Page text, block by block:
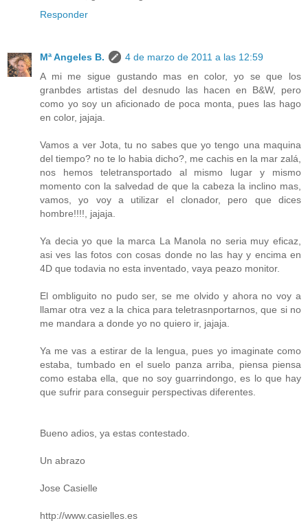
Responder
Mª Angeles B.
4 de marzo de 2011 a las 12:59
A mi me sigue gustando mas en color, yo se que los
granbdes artistas del desnudo las hacen en B&W, pero
como yo soy un aficionado de poca monta, pues las hago
en color, jajaja.
Vamos a ver Jota, tu no sabes que yo tengo una maquina
del tiempo? no te lo habia dicho?, me cachis en la mar zalá,
nos hemos teletransportado al mismo lugar y mismo
momento con la salvedad de que la cabeza la inclino mas,
vamos, yo voy a utilizar el clonador, pero que dices
hombre!!!!, jajaja.
Ya decia yo que la marca La Manola no seria muy eficaz,
asi ves las fotos con cosas donde no las hay y encima en
4D que todavia no esta inventado, vaya peazo monitor.
El ombliguito no pudo ser, se me olvido y ahora no voy a
llamar otra vez a la chica para teletrasnportarnos, que si no
me mandara a donde yo no quiero ir, jajaja.
Ya me vas a estirar de la lengua, pues yo imaginate como
estaba, tumbado en el suelo panza arriba, piensa piensa
como estaba ella, que no soy guarrindongo, es lo que hay
que sufrir para conseguir perspectivas diferentes.
Bueno adios, ya estas contestado.
Un abrazo
Jose Casielle
http://www.casielles.es